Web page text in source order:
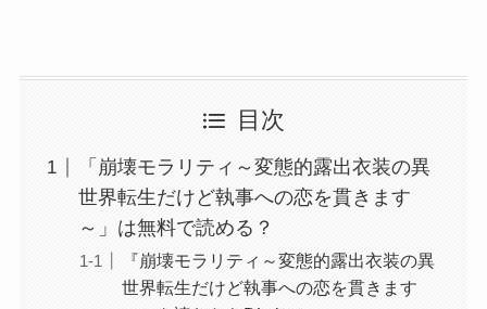
目次
「崩壊モラリティ～変態的露出衣装の異
世界転生だけど執事への恋を貫きます
～」は無料で読める？
『崩壊モラリティ～変態的露出衣装の異
世界転生だけど執事への恋を貫きます